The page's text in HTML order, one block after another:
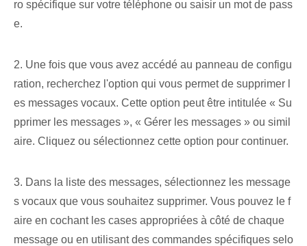
ro spécifique sur votre téléphone ou saisir un mot de pass
e.
2. Une fois que vous avez accédé au panneau de configu
ration, recherchez l'option qui vous permet de supprimer l
es messages vocaux. Cette option peut être intitulée « Su
pprimer les messages », « Gérer les messages » ou simil
aire. Cliquez ou sélectionnez cette option pour continuer.
3. Dans la liste des messages, sélectionnez les message
s vocaux que vous souhaitez supprimer. Vous pouvez le f
aire en cochant les cases appropriées à côté de chaque
message ou en utilisant des commandes spécifiques selo